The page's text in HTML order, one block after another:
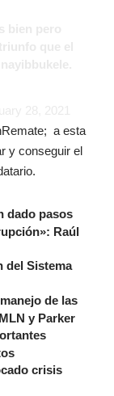
a esta
y conseguir el
dado pasos
Raúl
del Sistema
de las
y Parker
crisis